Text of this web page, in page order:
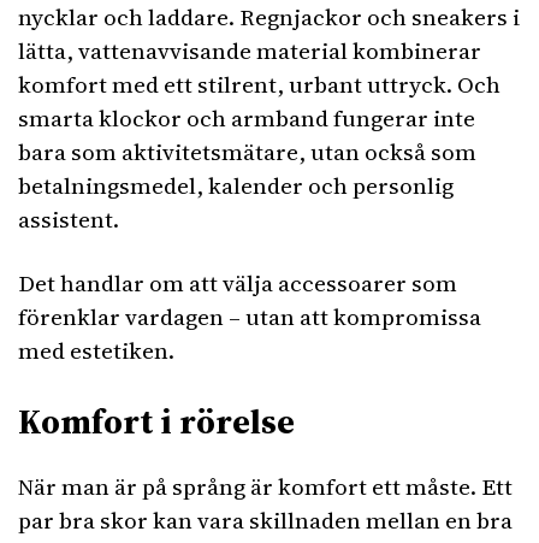
nycklar och laddare. Regnjackor och sneakers i
lätta, vattenavvisande material kombinerar
komfort med ett stilrent, urbant uttryck. Och
smarta klockor och armband fungerar inte
bara som aktivitetsmätare, utan också som
betalningsmedel, kalender och personlig
assistent.
Det handlar om att välja accessoarer som
förenklar vardagen – utan att kompromissa
med estetiken.
Komfort i rörelse
När man är på språng är komfort ett måste. Ett
par bra skor kan vara skillnaden mellan en bra